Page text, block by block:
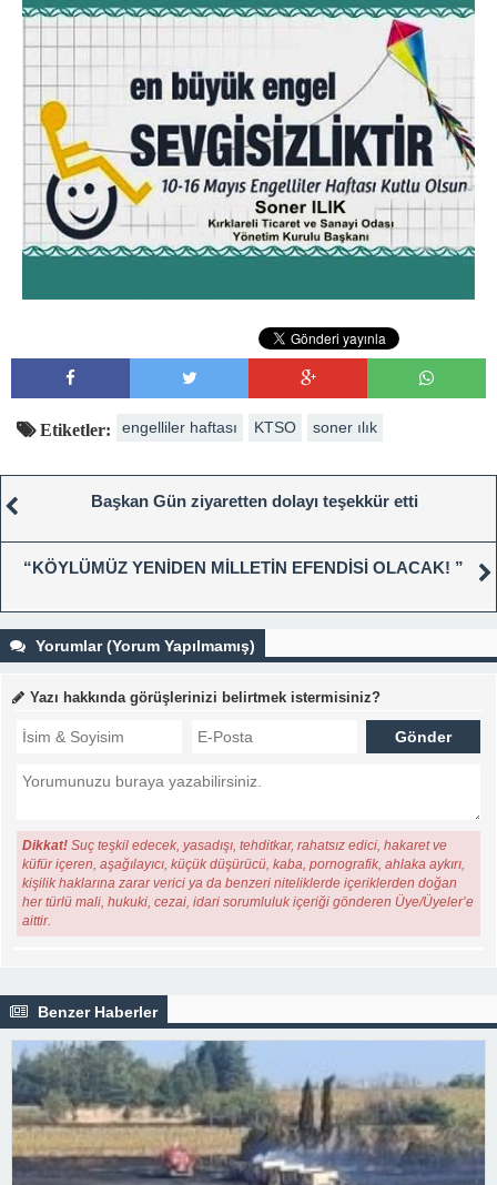
Etiketler: engelliler haftası KTSO soner ılık
Başkan Gün ziyaretten dolayı teşekkür etti
“KÖYLÜMÜZ YENİDEN MİLLETİN EFENDİSİ OLACAK! ”
Yorumlar (Yorum Yapılmamış)
Yazı hakkında görüşlerinizi belirtmek istermisiniz?
Dikkat! Suç teşkil edecek, yasadışı, tehditkar, rahatsız edici, hakaret ve
küfür içeren, aşağılayıcı, küçük düşürücü, kaba, pornografik, ahlaka aykırı,
kişilik haklarına zarar verici ya da benzeri niteliklerde içeriklerden doğan
her türlü mali, hukuki, cezai, idari sorumluluk içeriği gönderen Üye/Üyeler’e
aittir.
Benzer Haberler